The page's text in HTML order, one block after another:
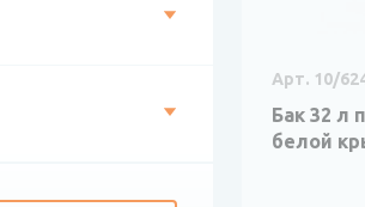
Арт. 10/
Бак 32 л
белой